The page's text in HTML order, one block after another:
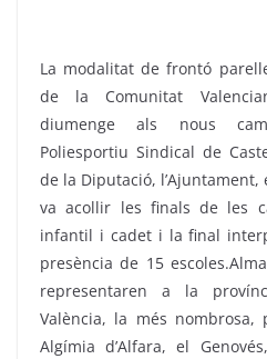
La modalitat de frontó
de la Comunitat
diumenge als nous
Poliesportiu Sindical de
de la Diputació, l’Ajuntament,
va acollir les finals de les
infantil i cadet i la final
presència de 15
representaren a la
València, la més nombrosa,
Algímia d’Alfara, el